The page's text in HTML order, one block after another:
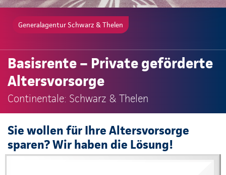
Generalagentur Schwarz & Thelen
Basisrente – Private geförderte
Altersvorsorge
Continentale: Schwarz & Thelen
Sie wollen für Ihre Altersvorsorge
sparen? Wir haben die Lösung!